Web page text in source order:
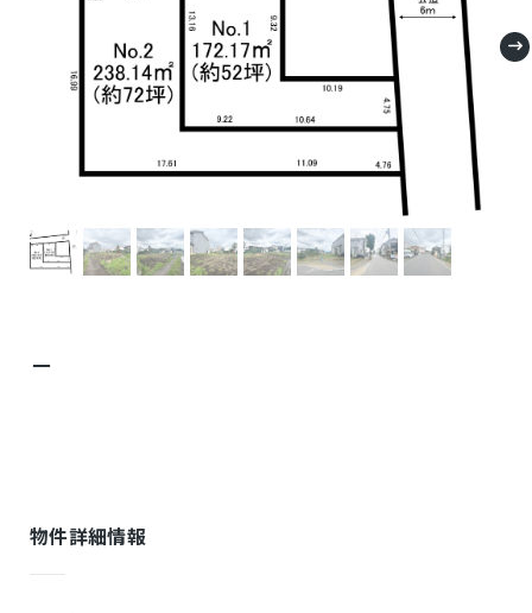
－
物件詳細情報